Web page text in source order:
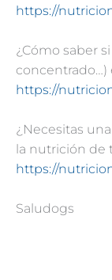
https://
¿Cómo saber
concentrado…)
https://
¿Necesitas
la nutrición de
https://
Saludogs